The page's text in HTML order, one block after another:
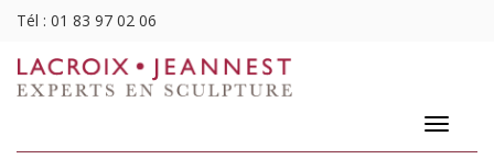
Tél : 01 83 97 02 06
Toggle